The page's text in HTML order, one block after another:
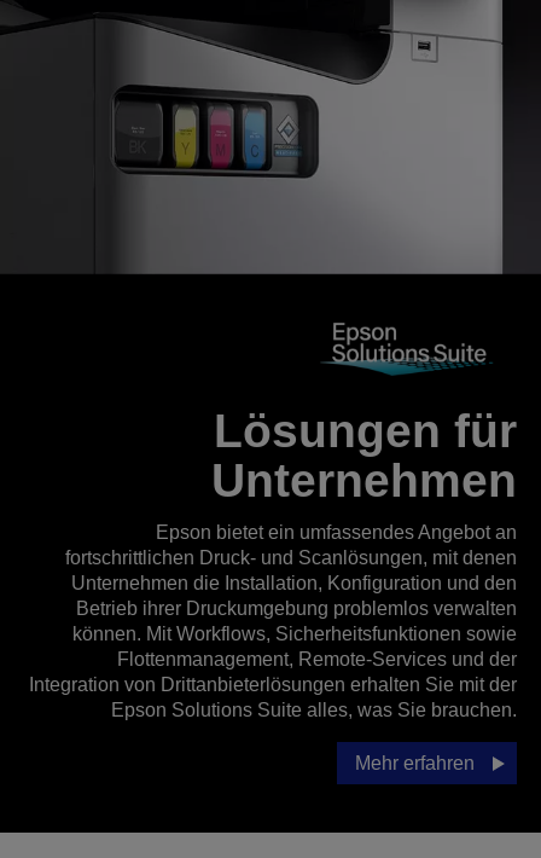
Lösungen für
Unternehmen
Epson bietet ein umfassendes Angebot an
fortschrittlichen Druck- und Scanlösungen, mit denen
Unternehmen die Installation, Konfiguration und den
Betrieb ihrer Druckumgebung problemlos verwalten
können. Mit Workflows, Sicherheitsfunktionen sowie
Flottenmanagement, Remote-Services und der
Integration von Drittanbieterlösungen erhalten Sie mit der
Epson Solutions Suite alles, was Sie brauchen.
Mehr erfahren